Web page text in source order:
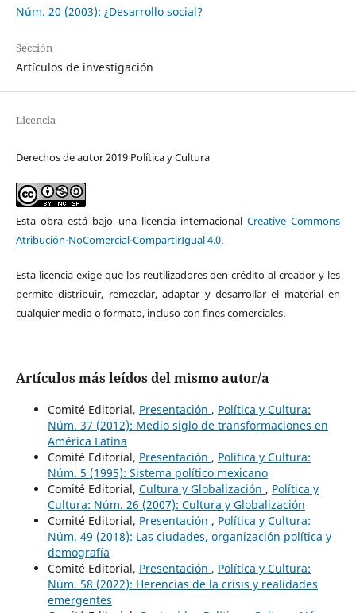
Núm. 20 (2003): ¿Desarrollo social?
Sección
Artículos de investigación
Licencia
Derechos de autor 2019 Política y Cultura
Esta obra está bajo una licencia internacional Creative Commons
Atribución-NoComercial-CompartirIgual 4.0.
Esta licencia exige que los reutilizadores den crédito al creador y les
permite distribuir, remezclar, adaptar y desarrollar el material en
cualquier medio o formato, incluso con fines comerciales.
Artículos más leídos del mismo autor/a
Comité Editorial, Presentación , Política y Cultura:
Núm. 37 (2012): Medio siglo de transformaciones en
América Latina
Comité Editorial, Presentación , Política y Cultura:
Núm. 5 (1995): Sistema político mexicano
Comité Editorial, Cultura y Globalización , Política y
Cultura: Núm. 26 (2007): Cultura y Globalización
Comité Editorial, Presentación , Política y Cultura:
Núm. 49 (2018): Las ciudades, organización política y
demografía
Comité Editorial, Presentación , Política y Cultura:
Núm. 58 (2022): Herencias de la crisis y realidades
emergentes